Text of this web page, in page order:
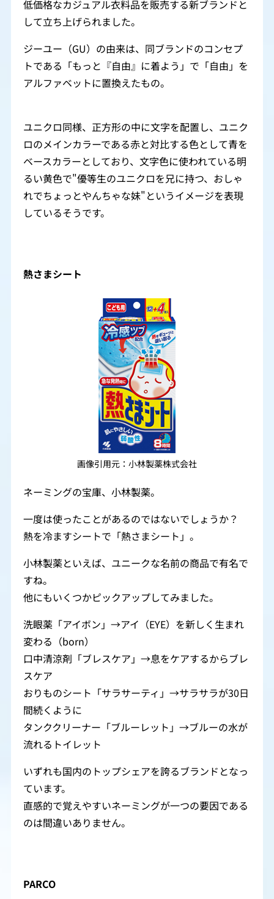
して立ち上げられました。
ジーユー（GU）の由来は、同ブランドのコンセプ
トである「もっと『自由』に着よう」で「自由」を
アルファベットに置換えたもの。
ユニクロ同様、正方形の中に文字を配置し、ユニク
ロのメインカラーである赤と対比する色として青を
ベースカラーとしており、文字色に使われている明
るい黄色で"優等生のユニクロを兄に持つ、おしゃ
れでちょっとやんちゃな妹"というイメージを表現
しているそうです。
熱さまシート
画像引用元：小林製薬株式会社
ネーミングの宝庫、小林製薬。
一度は使ったことがあるのではないでしょうか？
熱を冷ますシートで「熱さまシート」。
小林製薬といえば、ユニークな名前の商品で有名で
すね。
他にもいくつかピックアップしてみました。
洗眼薬「アイボン」→アイ（EYE）を新しく生まれ
変わる（born）
口中清涼剤「ブレスケア」→息をケアするからブレ
スケア
おりものシート「サラサーティ」→サラサラが30日
間続くように
タンククリーナー「ブルーレット」→ブルーの水が
流れるトイレット
いずれも国内のトップシェアを誇るブランドとなっ
ています。
直感的で覚えやすいネーミングが一つの要因である
のは間違いありません。
PARCO